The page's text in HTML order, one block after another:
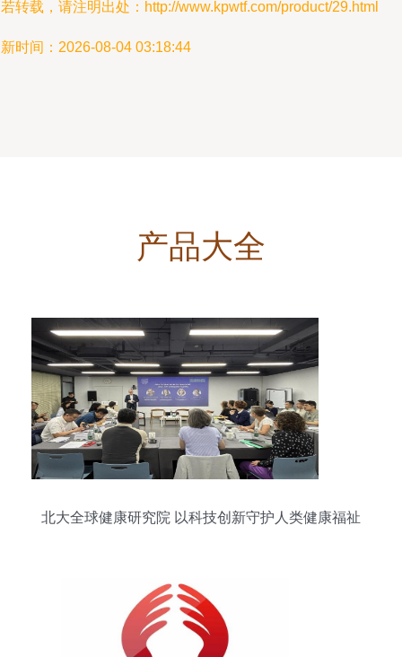
转载，请注明出处：http://www.kpwtf.com/product/29.html
时间：2026-08-04 03:18:44
产品大全
北大全球健康研究院 以科技创新守护人类健康福祉